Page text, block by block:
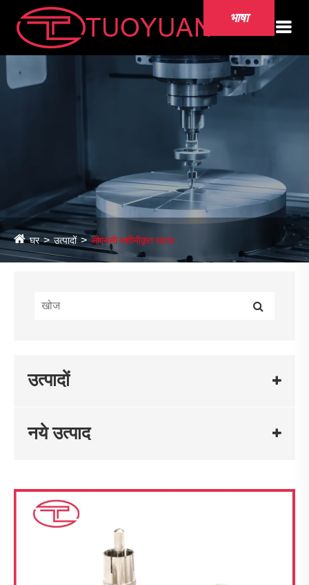
भाषा
घर उत्पादों सीएनसी मशीनीकृत घटक
उत्पादों
नये उत्पाद